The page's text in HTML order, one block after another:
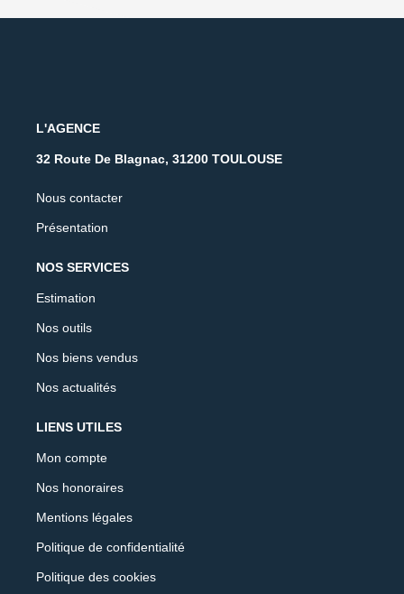
L'AGENCE
32 Route De Blagnac, 31200 TOULOUSE
Nous contacter
Présentation
NOS SERVICES
Estimation
Nos outils
Nos biens vendus
Nos actualités
LIENS UTILES
Mon compte
Nos honoraires
Mentions légales
Politique de confidentialité
Politique des cookies